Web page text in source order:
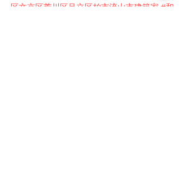
区文京区荒川区足立区柏市流山市建築家 #和